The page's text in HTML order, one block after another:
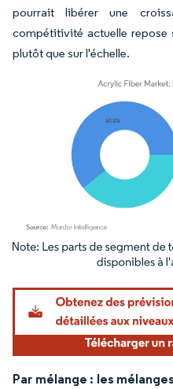
pourrait libérer une
compétitivité actuelle repose
plutôt que sur l'échelle.
Image © Mordor Intelligence. La
Par mélange : les